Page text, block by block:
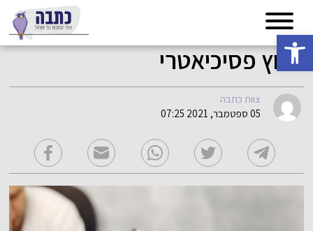
פתח סרגל נגישות
ייעוץ פסיכיאטרי
צוות כתבה
05 ספטמבר, 2021 07:25